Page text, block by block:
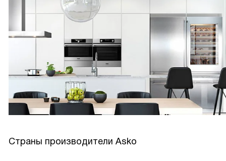
Страны производители Asko